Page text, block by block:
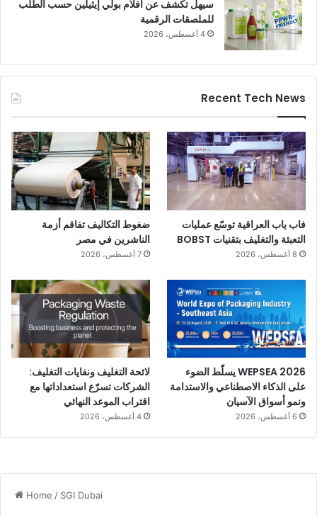
سيهل تكشف عن أفلام بولي إيثيلين حسب الطلب
للملصقات الرقمية
4 أغسطس، 2026
Recent Tech News
فاب ياب العراقية توسّع عمليات
التعبئة والتغليف بتقنيات BOBST
8 أغسطس، 2026
ضغوط التكاليف تفاقم أزمة
الناشرين في مصر
7 أغسطس، 2026
WEPSEA 2026 يسلّط الضوء
على الذكاء الاصطناعي والاستدامة
ونمو أسواق الآسيان
6 أغسطس، 2026
لائحة التغليف ونفايات التغليف:
الشركات تسرّع استعداداتها مع
اقتراب الموعد النهائي
4 أغسطس، 2026